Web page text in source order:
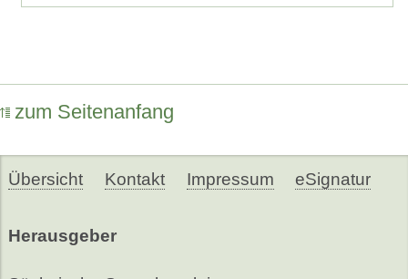
zum Seitenanfang
Übersicht Kontakt Impressum eSignatur
Herausgeber